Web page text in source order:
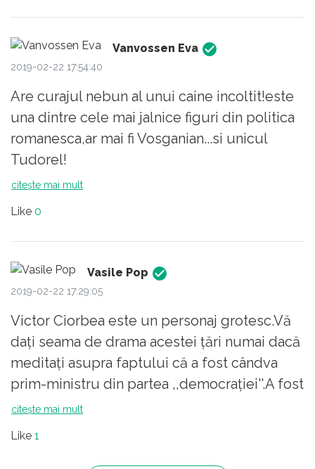
ca vom iesi vreodata din inferioritate, ridicol
si horror ...
Vanvossen Eva
2019-02-22 17:54:40
Are curajul nebun al unui caine incoltit!este
una dintre cele mai jalnice figuri din politica
romanesca,ar mai fi Vosganian...si unicul
Tudorel!
citește mai mult
Like 0
Vasile Pop
2019-02-22 17:29:05
Victor Ciorbea este un personaj grotesc.Vă
daţi seama de drama acestei ţări numai dacă
meditaţi asupra faptului că a fost cândva
prim-ministru din partea ,,democraţiei''.A fost
cândva şef mari de confederaţie
citește mai mult
Like 1